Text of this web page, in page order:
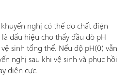
nghị có thể do chất điện
dấu hiệu cho thấy đầu dò pH
sinh tổng thể. Nếu độ pH(0) vẫn
nghị sau khi vệ sinh và phục hồi
điện cực.